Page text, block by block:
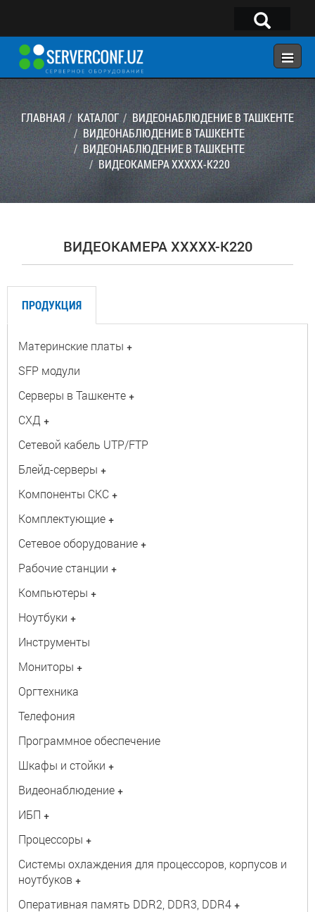
×
ГЛАВНАЯ
КОНФИГУРАТОР
КАТАЛОГ
Telegram:@serverconf_uz
Тел: (90) 932-18-00
ГЛАВНАЯ КАТАЛОГ
ВИДЕОНАБЛЮДЕНИЕ В ТАШКЕНТЕ
ВИДЕОНАБЛЮДЕНИЕ В ТАШКЕНТЕ
ВИДЕОНАБЛЮДЕНИЕ В ТАШКЕНТЕ
ВИДЕОКАМЕРА XXXXX-K220
ВИДЕОКАМЕРА XXXXX-K220
ПРОДУКЦИЯ
Материнские платы +
SFP модули
Серверы в Ташкенте +
СХД +
Сетевой кабель UTP/FTP
Блейд-серверы +
Компоненты СКС +
Комплектующие +
Сетевое оборудование +
Рабочие станции +
Компьютеры +
Ноутбуки +
Инструменты
Мониторы +
Оргтехника
Телефония
Программное обеспечение
Шкафы и стойки +
Видеонаблюдение +
ИБП +
Процессоры +
Системы охлаждения для процессоров, корпусов и
ноутбуков +
Оперативная память DDR2, DDR3, DDR4 +